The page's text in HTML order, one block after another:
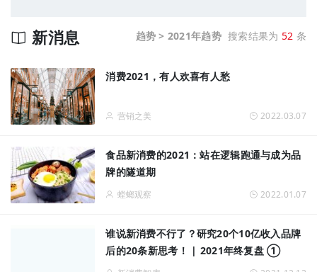
趋势 > 2021年趋势 搜索结果为 52 条
新消息
消费2021，有人欢喜有人愁
营销之美 2022.03.07
食品新消费的2021：站在逻辑跑通与成为品
牌的隧道期
螳螂观察 2022.01.07
谁说新消费不行了？研究20个10亿收入品牌
后的20条新思考！ | 2021年终复盘 ①